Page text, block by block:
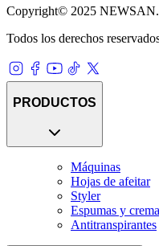
Copyright© 2025 NEWSAN.
Todos los derechos
PRODUCTOS
Máquinas
Hojas de afeitar
Styler
Espumas y
Antitranspirantes